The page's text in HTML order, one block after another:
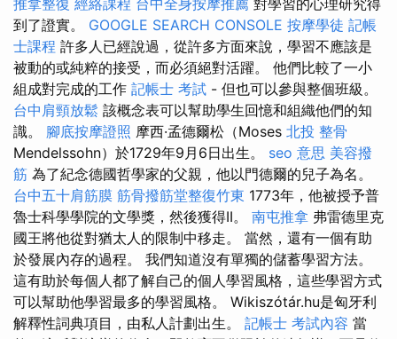
推拿整復 經絡課程 台中全身按摩推薦 對學習的心理研究得
到了證實。 GOOGLE SEARCH CONSOLE 按摩學徒 記帳
士課程 許多人已經說過，從許多方面來說，學習不應該是
被動的或純粹的接受，而必須絕對活躍。 他們比較了一小
組成對完成的工作 記帳士 考試 - 但也可以參與整個班級。
台中肩頸放鬆 該概念表可以幫助學生回憶和組織他們的知
識。 腳底按摩證照 摩西·孟德爾松（Moses 北投 整骨
Mendelssohn）於1729年9月6日出生。 seo 意思 美容撥
筋 為了紀念德國哲學家的父親，他以門德爾的兒子為名。
台中五十肩筋膜 筋骨撥筋堂整復竹東 1773年，他被授予普
魯士科學學院的文學獎，然後獲得II。 南屯推拿 弗雷德里克
國王將他從對猶太人的限制中移走。 當然，還有一個有助
於發展內存的過程。 我們知道沒有單獨的儲蓄學習方法。
這有助於每個人都了解自己的個人學習風格，這些學習方式
可以幫助他學習最多的學習風格。 Wikiszótár.hu是匈牙利
解釋性詞典項目，由私人計劃出生。 記帳士 考試內容 當